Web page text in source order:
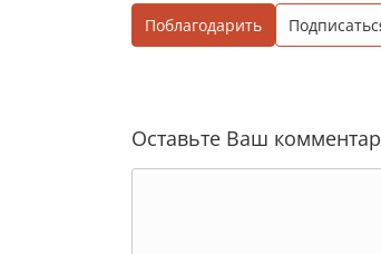
Поблагодарить
Оставьте Ваш